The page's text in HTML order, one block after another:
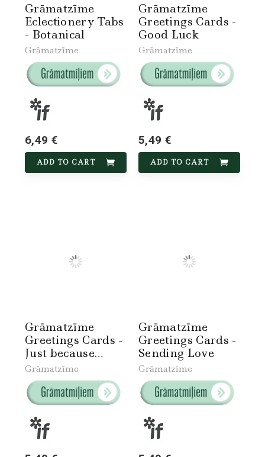
Grāmatzīme
Eclectionery Tabs
- Botanical
Grāmatzīme
6,49 €
ADD TO CART
Grāmatzīme
Greetings Cards -
Good Luck
Grāmatzīme
5,49 €
ADD TO CART
Grāmatzīme
Greetings Cards -
Just because…
Grāmatzīme
Grāmatzīme
Greetings Cards -
Sending Love
Grāmatzīme